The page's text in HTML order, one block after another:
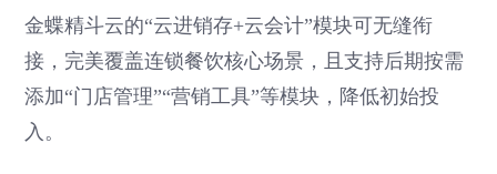
金蝶精斗云的“云进销存+云会计”模块可无缝衔
接，完美覆盖连锁餐饮核心场景，且支持后期按需
添加“门店管理”“营销工具”等模块，降低初始投
入。